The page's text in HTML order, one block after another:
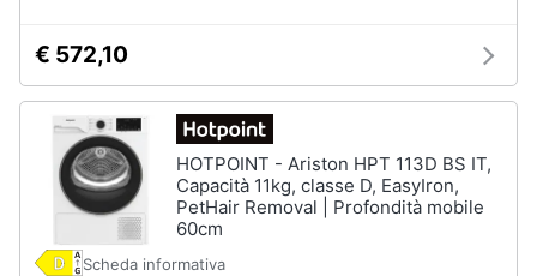
€ 572,10
HOTPOINT - Ariston HPT 113D BS IT,
Capacità 11kg, classe D, EasyIron,
PetHair Removal | Profondità mobile
60cm
Scheda informativa